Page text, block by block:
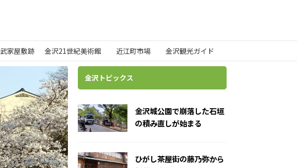
家屋敷跡 金沢21世紀美術館 近江町市場 金沢観光ガイド
金沢トピックス
金沢城公園で崩落した石垣
の積み直しが始まる
ひがし茶屋街の藤乃弥から